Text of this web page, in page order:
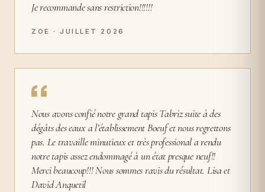
Je recommande sans restriction!!!!!!
ZOE · JUILLET 2026
Nous avons confié notre grand tapis Tabriz suite à des
dégâts des eaux a l’établissement Boeuf et nous regrettons
pas. Le travaille minutieux et très professional a rendu
notre tapis assez endommagé à un état presque neuf!!
Merci beaucoup!!! Nous sommes ravis du résultat. Lisa et
David Anquetil